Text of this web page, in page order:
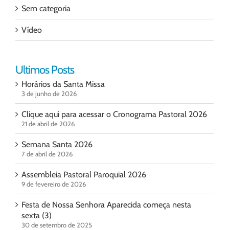
Sem categoria
Vídeo
Ultimos Posts
Horários da Santa Missa
3 de junho de 2026
Clique aqui para acessar o Cronograma Pastoral 2026
21 de abril de 2026
Semana Santa 2026
7 de abril de 2026
Assembleia Pastoral Paroquial 2026
9 de fevereiro de 2026
Festa de Nossa Senhora Aparecida começa nesta
sexta (3)
30 de setembro de 2025